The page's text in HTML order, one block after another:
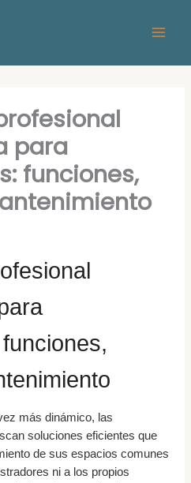
para
funciones,
más dinámico, las
soluciones eficientes que
de sus espacios comunes
ni a los propios